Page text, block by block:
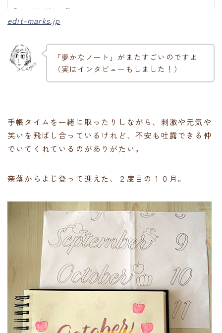
edit-marks.jp
「夢かなノート」がまたすごいのですよ
（実はインタビューもしました！）
手帳タイムを一緒に取ったりしながら、刺激や元気や
笑いを飛ばし合っているけれど、不安も吐露できる仲
でいてくれているのがありがたい。
奈落からよじ登って迎えた、２度目の１０月。